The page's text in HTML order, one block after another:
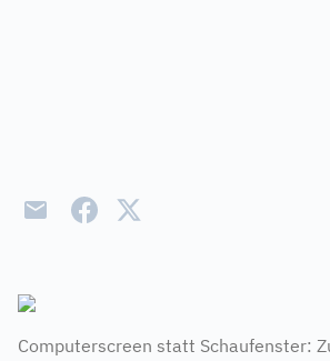
Computerscreen statt Schaufenster: